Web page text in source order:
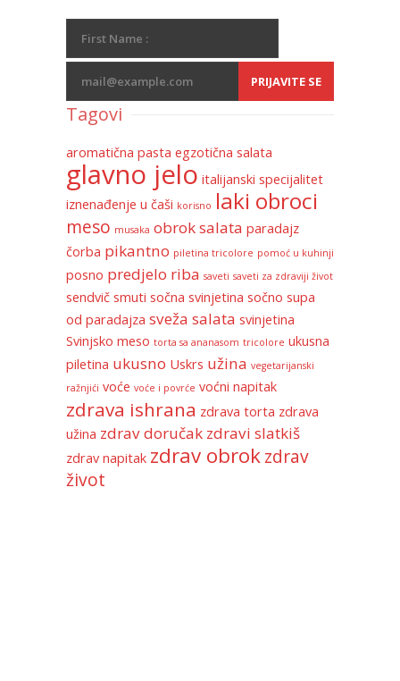
Tagovi
aromatična pasta egzotična salata
glavno jelo italijanski specijalitet
iznenađenje u čaši korisno laki obroci
meso musaka obrok salata paradajz
čorba pikantno piletina tricolore pomoć u kuhinji
posno predjelo riba saveti saveti za zdraviji život
sendvič smuti sočna svinjetina sočno supa
od paradajza sveža salata svinjetina
Svinjsko meso torta sa ananasom tricolore ukusna
piletina ukusno Uskrs užina vegetarijanski
ražnjići voće voće i povrće voćni napitak
zdrava ishrana zdrava torta zdrava
užina zdrav doručak zdravi slatkiš
zdrav napitak zdrav obrokzdrav
život